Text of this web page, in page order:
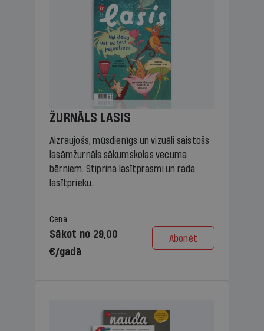
ŽURNĀLS LASIS
Aizraujošs, mūsdienīgs un vizuāli saistošs
lasāmžurnāls sākumskolas vecuma
bērniem. Stiprina lasītprasmi un rada
lasītprieku.
Cena
Sākot no 29,00
€/gadā
Abonēt